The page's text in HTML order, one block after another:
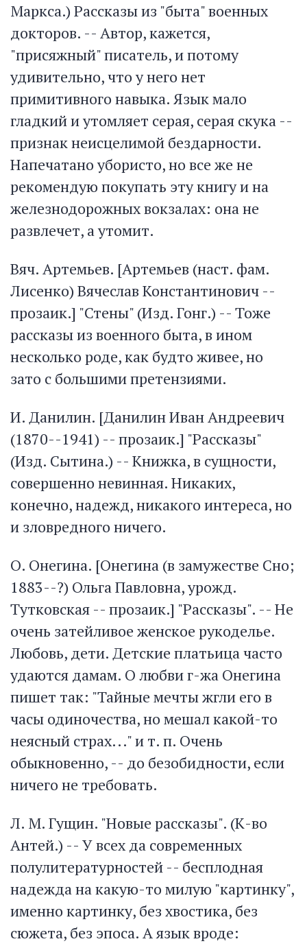
Маркса.) Рассказы из "быта" военных
докторов. -- Автор, кажется,
"присяжный" писатель, и потому
удивительно, что у него нет
примитивного навыка. Язык мало
гладкий и утомляет серая, серая скука --
признак неисцелимой бездарности.
Напечатано убористо, но все же не
рекомендую покупать эту книгу и на
железнодорожных вокзалах: она не
развлечет, а утомит.
Вяч. Артемьев. [Артемьев (наст. фам.
Лисенко) Вячеслав Константинович --
прозаик.] "Стены" (Изд. Гонг.) -- Тоже
рассказы из военного быта, в ином
несколько роде, как будто живее, но
зато с большими претензиями.
И. Данилин. [Данилин Иван Андреевич
(1870--1941) -- прозаик.] "Рассказы"
(Изд. Сытина.) -- Книжка, в сущности,
совершенно невинная. Никаких,
конечно, надежд, никакого интереса, но
и зловредного ничего.
О. Онегина. [Онегина (в замужестве Сно;
1883--?) Ольга Павловна, урожд.
Тутковская -- прозаик.] "Рассказы". -- Не
очень затейливое женское рукоделье.
Любовь, дети. Детские платьица часто
удаются дамам. О любви г-жа Онегина
пишет так: "Тайные мечты жгли его в
часы одиночества, но мешал какой-то
неясный страх..." и т. п. Очень
обыкновенно, -- до безобидности, если
ничего не требовать.
Л. М. Гущин. "Новые рассказы". (К-во
Антей.) -- У всех да современных
полулитературностей -- бесплодная
надежда на какую-то милую "картинку",
именно картинку, без хвостика, без
сюжета, без эпоса. А язык вроде: